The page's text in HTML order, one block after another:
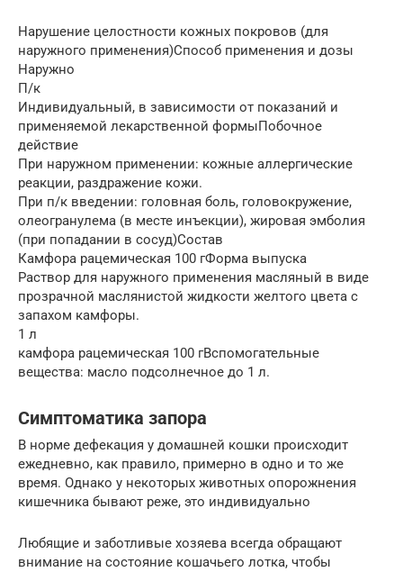
Нарушение целостности кожных покровов (для
наружного применения)Способ применения и дозы
Наружно
П/к
Индивидуальный, в зависимости от показаний и
применяемой лекарственной формыПобочное
действие
При наружном применении: кожные аллергические
реакции, раздражение кожи.
При п/к введении: головная боль, головокружение,
олеогранулема (в месте инъекции), жировая эмболия
(при попадании в сосуд)Состав
Камфора рацемическая 100 гФорма выпуска
Раствор для наружного применения масляный в виде
прозрачной маслянистой жидкости желтого цвета с
запахом камфоры.
1 л
камфора рацемическая 100 гВспомогательные
вещества: масло подсолнечное до 1 л.
Симптоматика запора
В норме дефекация у домашней кошки происходит
ежедневно, как правило, примерно в одно и то же
время. Однако у некоторых животных опорожнения
кишечника бывают реже, это индивидуально
Любящие и заботливые хозяева всегда обращают
внимание на состояние кошачьего лотка, чтобы